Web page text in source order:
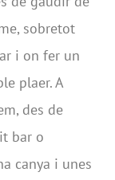
sobretot
i on fer un
plaer. A
des de
bar o
canya i unes